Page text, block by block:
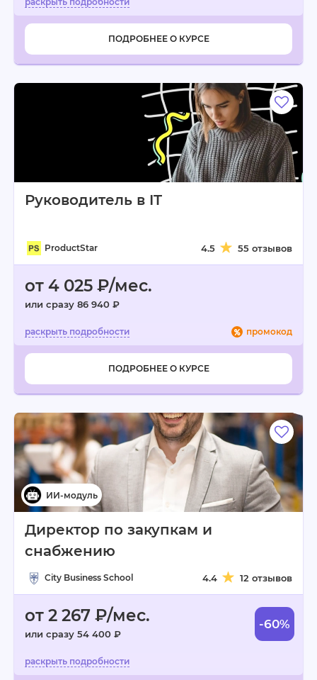
ПОДРОБНЕЕ О КУРСЕ
Руководитель в IT
ProductStar 4.5 55 отзывов
от 4 025 ₽/мес.
или сразу 86 940 ₽
промокод
ПОДРОБНЕЕ О КУРСЕ
Директор по закупкам и
снабжению
City Business School 4.4 12 отзывов
от 2 267 ₽/мес.
или сразу 54 400 ₽
-60%